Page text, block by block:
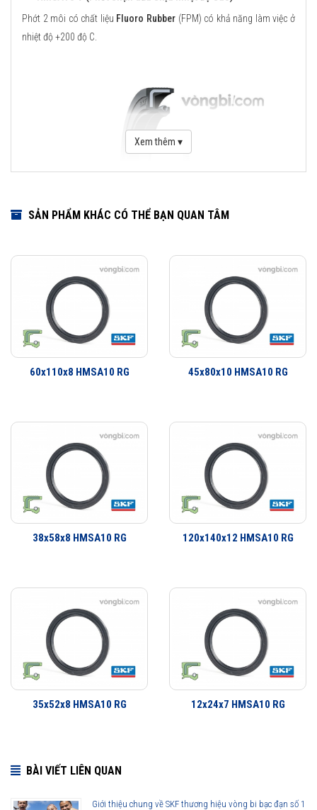
Phớt 2 môi có chất liệu Fluoro Rubber (FPM) có khả năng làm việc ở
nhiệt độ +200 độ C.
Download Catalogue Phớt chặn dầu SKF
Phớt là một bộ phận quan trọng trong việc che chắn bảo vệ vòng bi.
Dãy sản phẩm của SKF bao gồm các loại phớt tiếp xúc với bề mặt cố
yêu cầu ứng dụng công nghiệp. SKF có thể cung cấp các giải pháp
làm kín cho khách hàng từ thiết kế đến sản xuất số lượng lớn, từ lắp
cho thiết bị ban đầu đến thị trường thay thế sau đó.
Xem thêm ▾
SẢN PHẨM KHÁC CÓ THỂ BẠN QUAN TÂM
60x110x8 HMSA10 RG 45x80x10 HMSA10 RG
38x58x8 HMSA10 RG 120x140x12 HMSA10 RG
35x52x8 HMSA10 RG 12x24x7 HMSA10 RG
BÀI VIẾT LIÊN QUAN
Giới thiệu chung về SKF thương hiệu vòng bi bạc đạn số 1